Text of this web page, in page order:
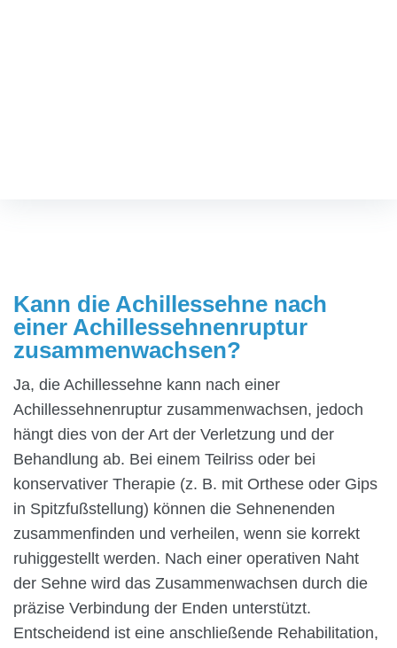
Kann die Achillessehne nach
einer Achillessehnenruptur
zusammenwachsen?
Ja, die Achillessehne kann nach einer
Achillessehnenruptur zusammenwachsen, jedoch
hängt dies von der Art der Verletzung und der
Behandlung ab. Bei einem Teilriss oder bei
konservativer Therapie (z. B. mit Orthese oder Gips
in Spitzfußstellung) können die Sehnenenden
zusammenfinden und verheilen, wenn sie korrekt
ruhiggestellt werden. Nach einer operativen Naht
der Sehne wird das Zusammenwachsen durch die
präzise Verbindung der Enden unterstützt.
Entscheidend ist eine anschließende Rehabilitation,